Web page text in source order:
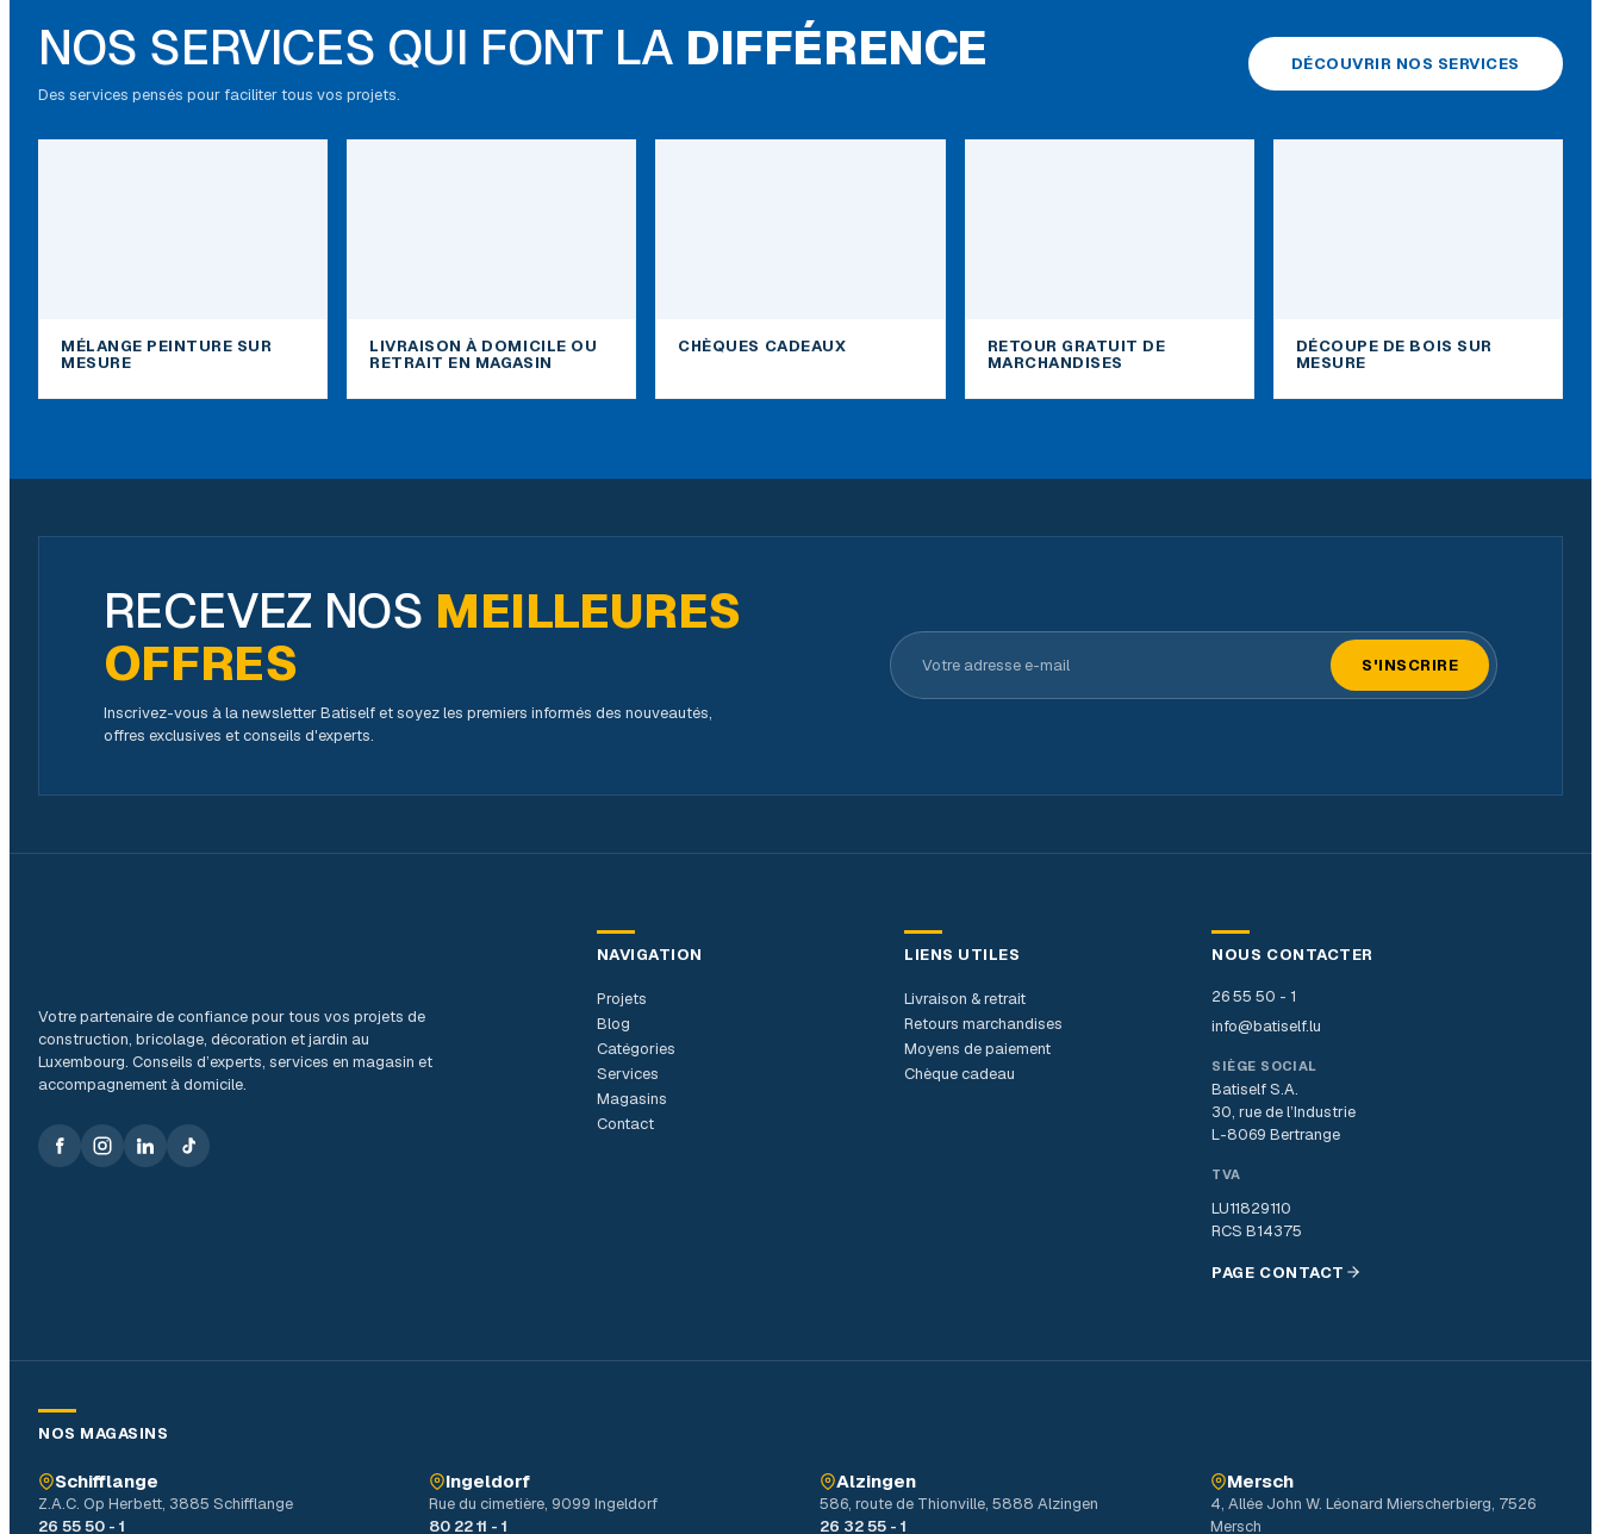
NOS SERVICES QUI FONT LA DIFFÉRENCE
Des services pensés pour faciliter tous vos projets.
DÉCOUVRIR NOS SERVICES
MÉLANGE PEINTURE SUR
MESURE
LIVRAISON À DOMICILE OU
RETRAIT EN MAGASIN
CHÈQUES CADEAUX
RETOUR GRATUIT DE
MARCHANDISES
DÉCOUPE DE BOIS SUR
MESURE
RECEVEZ NOS MEILLEURES
OFFRES
Inscrivez-vous à la newsletter Batiself et soyez les premiers informés des nouveautés,
offres exclusives et conseils d'experts.
Votre adresse e-mail
S'INSCRIRE
Votre partenaire de confiance pour tous vos projets de
construction, bricolage, décoration et jardin au
Luxembourg. Conseils d’experts, services en magasin et
accompagnement à domicile.
NAVIGATION
Projets
Blog
Catégories
Services
Magasins
Contact
LIENS UTILES
Livraison & retrait
Retours marchandises
Moyens de paiement
Chèque cadeau
NOUS CONTACTER
26 55 50 - 1
info@batiself.lu
SIÈGE SOCIAL
Batiself S.A.
30, rue de l’Industrie
L-8069 Bertrange
TVA
LU11829110
RCS B14375
PAGE CONTACT
NOS MAGASINS
Schifflange
Z.A.C. Op Herbett, 3885 Schifflange
26 55 50 - 1
Ingeldorf
Rue du cimetière, 9099 Ingeldorf
80 22 11 - 1
Alzingen
586, route de Thionville, 5888 Alzingen
26 32 55 - 1
Mersch
4, Allée John W. Léonard Mierscherbierg, 7526
Mersch